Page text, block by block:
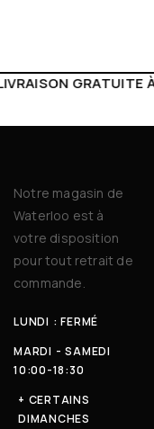
DE 150€LIVE
Notre magasin de
Waterloo est à
votre disposition
pour tout retrait de
commande.
LUNDI : FERMÉ
MARDI - SAMEDI
10:00-18:30
+ CERTAINS
DIMANCHES